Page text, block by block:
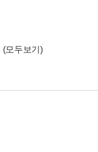
(모두보기)